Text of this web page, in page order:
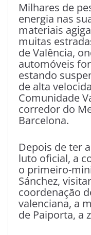
Milhares de
energia nas
materiais
muitas
de Valência,
automóveis
estando
de alta
Comunidade
corredor do
Barcelona.
Depois de ter
luto oficial, a
o primeiro-
Sánchez,
coordenação
valenciana, a
de Paiporta, a